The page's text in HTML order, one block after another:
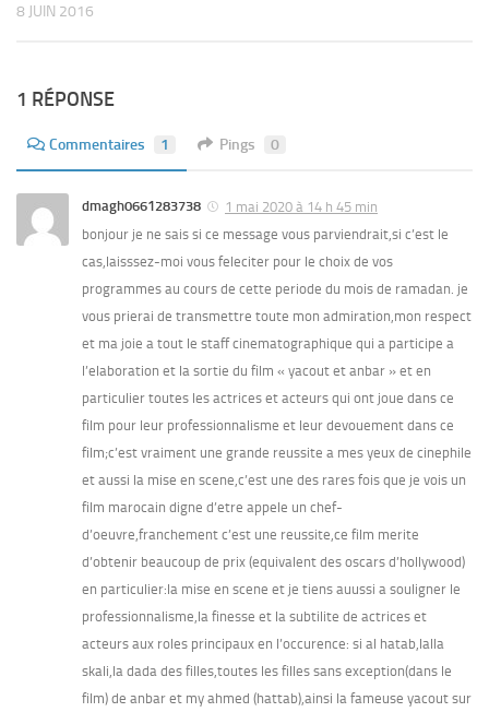
8 JUIN 2016
1 RÉPONSE
Commentaires 1 Pings 0
dmagh0661283738
1 mai 2020 à 14 h 45 min
bonjour je ne sais si ce message vous parviendrait,si c’est le
cas,laisssez-moi vous feleciter pour le choix de vos
programmes au cours de cette periode du mois de ramadan. je
vous prierai de transmettre toute mon admiration,mon respect
et ma joie a tout le staff cinematographique qui a participe a
l’elaboration et la sortie du film « yacout et anbar » et en
particulier toutes les actrices et acteurs qui ont joue dans ce
film pour leur professionnalisme et leur devouement dans ce
film;c’est vraiment une grande reussite a mes yeux de cinephile
et aussi la mise en scene,c’est une des rares fois que je vois un
film marocain digne d’etre appele un chef-
d’oeuvre,franchement c’est une reussite,ce film merite
d’obtenir beaucoup de prix (equivalent des oscars d’hollywood)
en particulier:la mise en scene et je tiens auussi a souligner le
professionnalisme,la finesse et la subtilite de actrices et
acteurs aux roles principaux en l’occurence: si al hatab,lalla
skali,la dada des filles,toutes les filles sans exception(dans le
film) de anbar et my ahmed (hattab),ainsi la fameuse yacout sur